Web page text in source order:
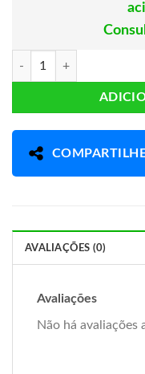
Extrato de propolis 30ml
AVALIAÇÕES (0)
Avaliações
Não há avaliações